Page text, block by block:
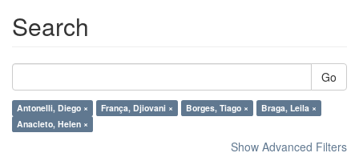
Search
Go
Antonelli, Diego × França, Djiovani × Borges, Tiago ×
Braga, Leila ×
Anacleto, Helen ×
Show Advanced Filters